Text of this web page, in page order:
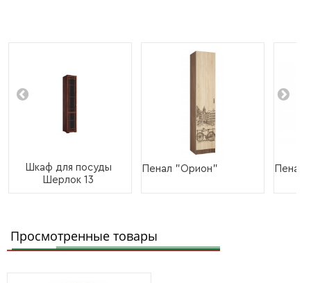
Шкаф для посуды
Шерлок 13
Пенал "Орион" Пенал
Просмотренные товары